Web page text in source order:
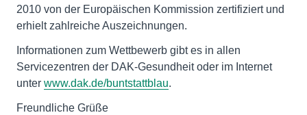
2010 von der Europäischen Kommission zertifiziert und
erhielt zahlreiche Auszeichnungen.
Informationen zum Wettbewerb gibt es in allen
Servicezentren der DAK-Gesundheit oder im Internet
unter www.dak.de/buntstattblau.
Freundliche Grüße